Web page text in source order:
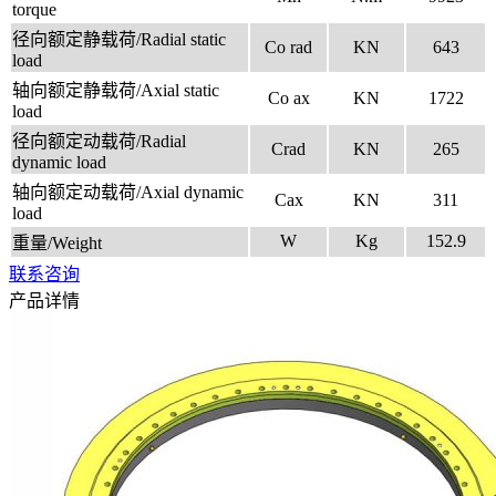
torque
径向额定静载荷/Radial static
load
Co rad KN 643
轴向额定静载荷/Axial static
load
Co ax KN 1722
径向额定动载荷/Radial
dynamic load
Crad KN 265
轴向额定动载荷/Axial dynamic
load
Cax KN 311
重量/Weight W Kg
152.9
联系咨询
产品详情